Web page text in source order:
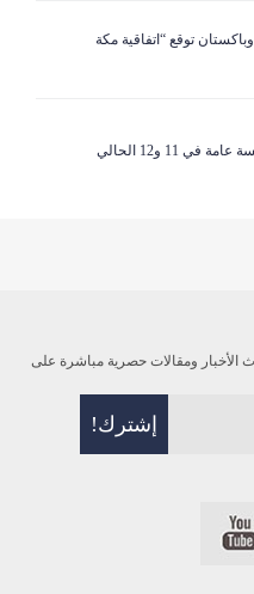
توقع “اتفاقية مكة
11 و12 الحالي
الأخبار ومقالات حصرية مباشرة على